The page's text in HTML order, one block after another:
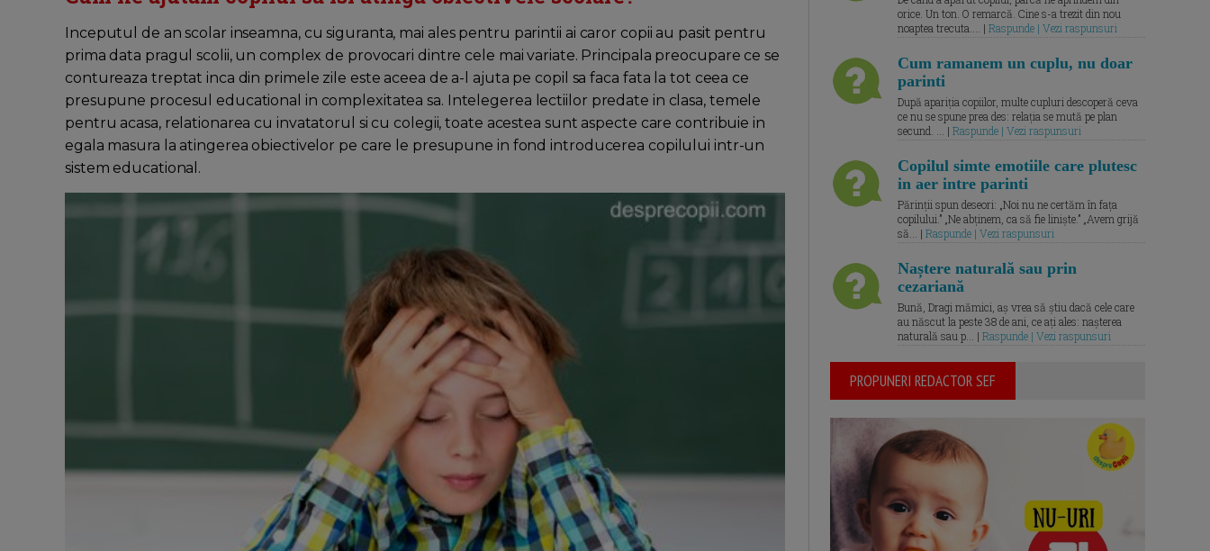
Inceputul de an scolar inseamna, cu siguranta, mai ales pentru parintii ai caror copii au pasit pentru
prima data pragul scolii, un complex de provocari dintre cele mai variate. Principala preocupare ce se
contureaza treptat inca din primele zile este aceea de a-l ajuta pe copil sa faca fata la tot ceea ce
presupune procesul educational in complexitatea sa. Intelegerea lectiilor predate in clasa, temele
pentru acasa, relationarea cu invatatorul si cu colegii, toate acestea sunt aspecte care contribuie in
egala masura la atingerea obiectivelor pe care le presupune in fond introducerea copilului intr-un
sistem educational.
orice. Un ton. O remarcă. Cine s-a trezit din nou
noaptea trecuta.... | Raspunde | Vezi raspunsuri
Cum ramanem un cuplu, nu doar
parinti
După apariția copiilor, multe cupluri descoperă ceva
ce nu se spune prea des: relația se mută pe plan
secund. ... | Raspunde | Vezi raspunsuri
Copilul simte emotiile care plutesc
in aer intre parinti
Părinții spun deseori: „Noi nu ne certăm în fața
copilului.” „Ne abținem, ca să fie liniște.” „Avem grijă
să... | Raspunde | Vezi raspunsuri
Naștere naturală sau prin
cezariană
Bună, Dragi mămici, aș vrea să știu dacă cele care
au născut la peste 38 de ani, ce ați ales: nașterea
naturală sau p... | Raspunde | Vezi raspunsuri
PROPUNERI REDACTOR SEF